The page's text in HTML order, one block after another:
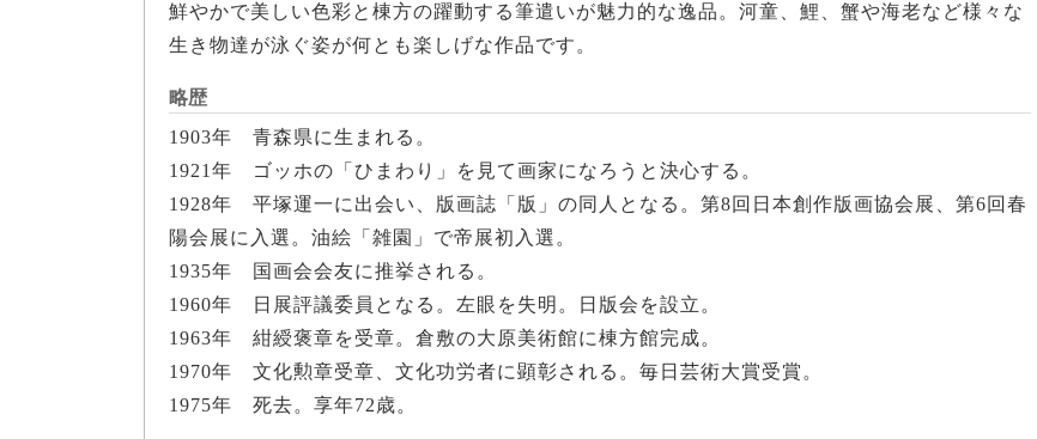
鮮やかで美しい色彩と棟方の躍動する筆遣いが魅力的な逸品。河童、鯉、蟹や海老など様々な
生き物達が泳ぐ姿が何とも楽しげな作品です。
略歴
1903年 青森県に生まれる。
1921年 ゴッホの「ひまわり」を見て画家になろうと決心する。
1928年 平塚運一に出会い、版画誌「版」の同人となる。第8回日本創作版画協会展、第6回春
陽会展に入選。油絵「雑園」で帝展初入選。
1935年 国画会会友に推挙される。
1960年 日展評議委員となる。左眼を失明。日版会を設立。
1963年 紺綬褒章を受章。倉敷の大原美術館に棟方館完成。
1970年 文化勲章受章、文化功労者に顕彰される。毎日芸術大賞受賞。
1975年 死去。享年72歳。